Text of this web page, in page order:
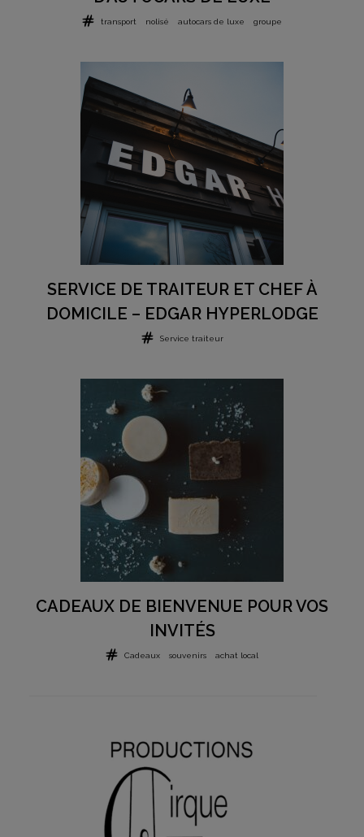
transport nolisé autocars de luxe groupe
SERVICE DE TRAITEUR ET CHEF À
DOMICILE – EDGAR HYPERLODGE
Service traiteur
CADEAUX DE BIENVENUE POUR VOS
INVITÉS
Cadeaux souvenirs achat local